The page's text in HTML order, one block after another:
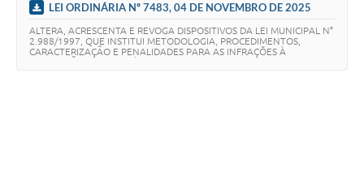
LEI ORDINÁRIA Nº 7483, 04 DE NOVEMBRO DE 2025
ALTERA, ACRESCENTA E REVOGA DISPOSITIVOS DA LEI MUNICIPAL N°
2.988/1997, QUE INSTITUI METODOLOGIA, PROCEDIMENTOS,
CARACTERIZAÇÃO E PENALIDADES PARA AS INFRAÇÕES À